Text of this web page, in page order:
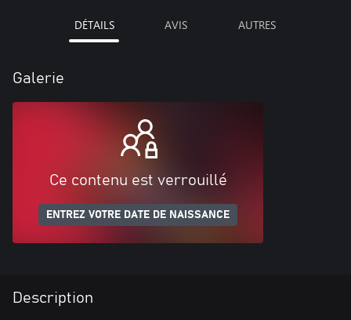
DÉTAILS AVIS AUTRES
Galerie
Ce contenu est verrouillé
ENTREZ VOTRE DATE DE NAISSANCE
Description